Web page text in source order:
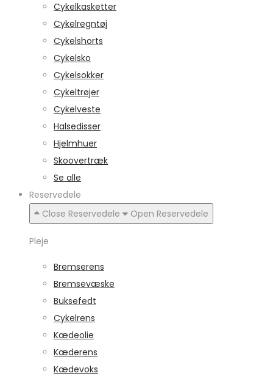
Cykelkasketter
Cykelregntøj
Cykelshorts
Cykelsko
Cykelsokker
Cykeltrøjer
Cykelveste
Halsedisser
Hjelmhuer
Skoovertræk
Se alle
Reservedele
Close Reservedele
Open Reservedele
Pleje
Bremserens
Bremsevæske
Buksefedt
Cykelrens
Kædeolie
Kæderens
Kædevoks